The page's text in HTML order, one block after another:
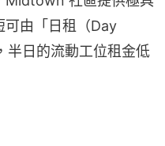
可由「日租（Day
半日的流動工位租金低